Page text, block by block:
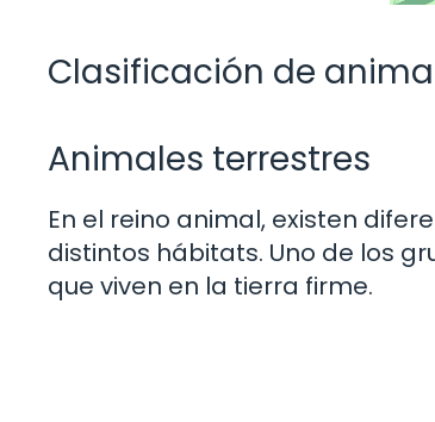
Clasificación de
Animales terrestres
En el reino animal, existen
distintos hábitats. Uno de los
que viven en la tierra firme.